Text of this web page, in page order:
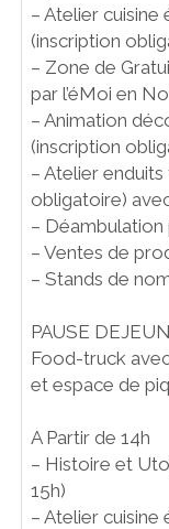
– Atelier cuisine
(inscription
– Zone de
par l’éMoi en
– Animation
(inscription
– Atelier
obligatoire)
–
– Ventes de
– Stands de
PAUSE
Food-truck
et espace de
A Partir de 14h
– Histoire et
15h)
– Atelier cuisine